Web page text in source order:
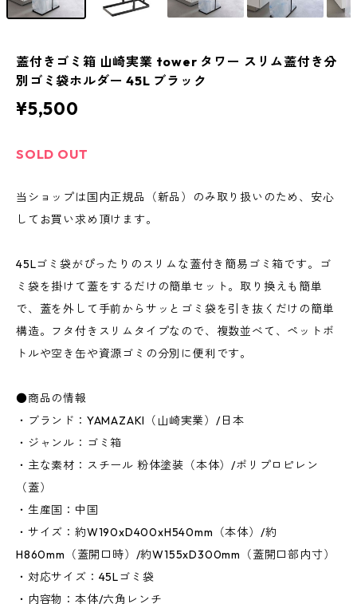
蓋付きゴミ箱 山崎実業 tower タワー スリム蓋付き分
別ゴミ袋ホルダー 45L ブラック
¥5,500
SOLD OUT
当ショップは国内正規品（新品）のみ取り扱いのため、安心
してお買い求め頂けます。
45Lゴミ袋がぴったりのスリムな蓋付き簡易ゴミ箱です。ゴ
ミ袋を掛けて蓋をするだけの簡単セット。取り換えも簡単
で、蓋を外して手前からサッとゴミ袋を引き抜くだけの簡単
構造。フタ付きスリムタイプなので、複数並べて、ペットボ
トルや空き缶や資源ゴミの分別に便利です。
●商品の情報
・ブランド：YAMAZAKI（山崎実業）/日本
・ジャンル：ゴミ箱
・主な素材：スチール 粉体塗装（本体）/ポリプロピレン
（蓋）
・生産国：中国
・サイズ：約W190xD400xH540mm（本体）/約
H860mm（蓋開口時）/約W155xD300mm（蓋開口部内寸）
・対応サイズ：45Lゴミ袋
・内容物：本体/六角レンチ